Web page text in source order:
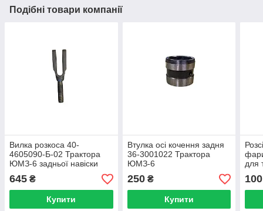
Подібні товари компанії
Вилка розкоса 40-
4605090-Б-02 Трактора
ЮМЗ-6 задньої навіски
645 ₴
Купити
Втулка осі кочення задня
36-3001022 Трактора
ЮМЗ-6
250₴
Купити
для
100